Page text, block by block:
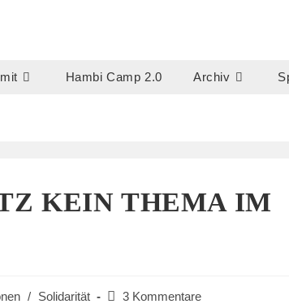
Hambi Camp 2.0 Archiv
KEIN THEMA IM
/ Solidarität
Beitrags-
3 Kommentare